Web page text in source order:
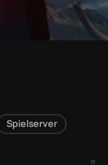
Spielserver